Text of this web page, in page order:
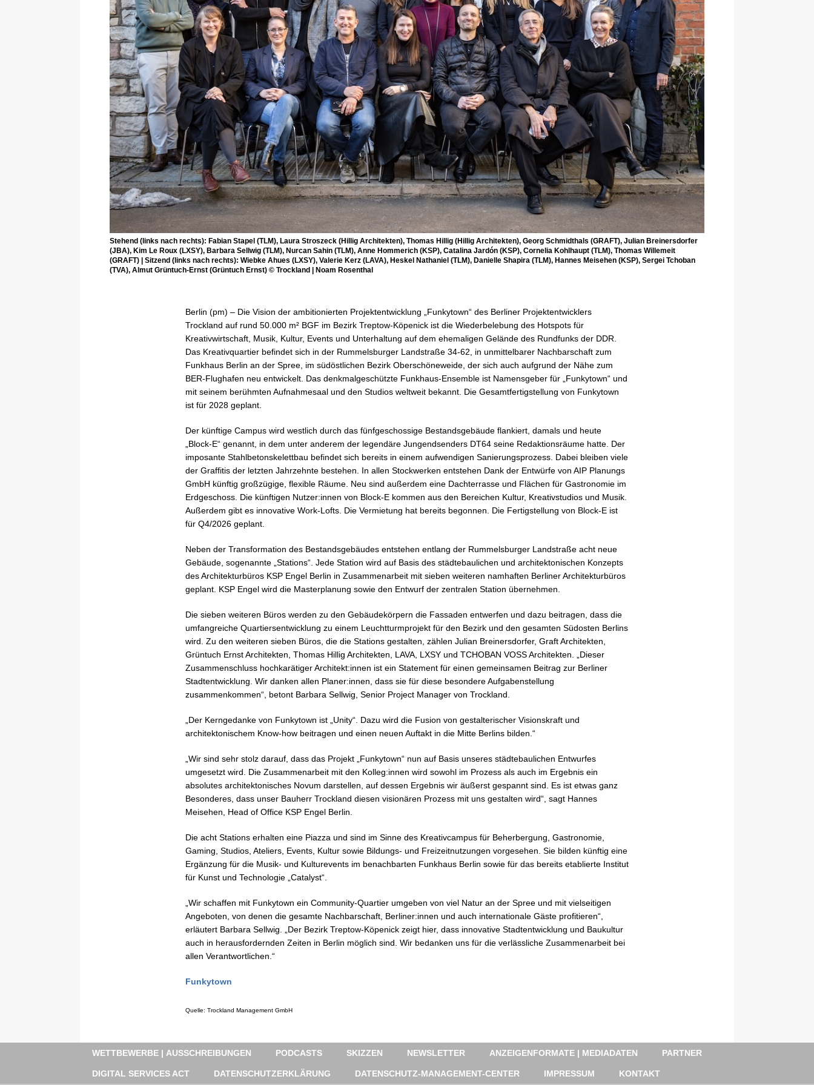
Stehend (links nach rechts): Fabian Stapel (TLM), Laura Stroszeck (Hillig Architekten), Thomas Hillig (Hillig Architekten), Georg Schmidthals (GRAFT), Julian Breinersdorfer
(JBA), Kim Le Roux (LXSY), Barbara Sellwig (TLM), Nurcan Sahin (TLM), Anne Hommerich (KSP), Catalina Jardón (KSP), Cornelia Kohlhaupt (TLM), Thomas Willemeit
(GRAFT) | Sitzend (links nach rechts): Wiebke Ahues (LXSY), Valerie Kerz (LAVA), Heskel Nathaniel (TLM), Danielle Shapira (TLM), Hannes Meisehen (KSP), Sergei Tchoban
(TVA), Almut Grüntuch-Ernst (Grüntuch Ernst) © Trockland | Noam Rosenthal
Berlin (pm) – Die Vision der ambitionierten Projektentwicklung „Funkytown“ des Berliner Projektentwicklers
Trockland auf rund 50.000 m² BGF im Bezirk Treptow-Köpenick ist die Wiederbelebung des Hotspots für
Kreativwirtschaft, Musik, Kultur, Events und Unterhaltung auf dem ehemaligen Gelände des Rundfunks der DDR.
Das Kreativquartier befindet sich in der Rummelsburger Landstraße 34-62, in unmittelbarer Nachbarschaft zum
Funkhaus Berlin an der Spree, im südöstlichen Bezirk Oberschöneweide, der sich auch aufgrund der Nähe zum
BER-Flughafen neu entwickelt. Das denkmalgeschützte Funkhaus-Ensemble ist Namensgeber für „Funkytown“ und
mit seinem berühmten Aufnahmesaal und den Studios weltweit bekannt. Die Gesamtfertigstellung von Funkytown
ist für 2028 geplant.
Der künftige Campus wird westlich durch das fünfgeschossige Bestandsgebäude flankiert, damals und heute
„Block-E“ genannt, in dem unter anderem der legendäre Jungendsenders DT64 seine Redaktionsräume hatte. Der
imposante Stahlbetonskelettbau befindet sich bereits in einem aufwendigen Sanierungsprozess. Dabei bleiben viele
der Graffitis der letzten Jahrzehnte bestehen. In allen Stockwerken entstehen Dank der Entwürfe von AIP Planungs
GmbH künftig großzügige, flexible Räume. Neu sind außerdem eine Dachterrasse und Flächen für Gastronomie im
Erdgeschoss. Die künftigen Nutzer:innen von Block-E kommen aus den Bereichen Kultur, Kreativstudios und Musik.
Außerdem gibt es innovative Work-Lofts. Die Vermietung hat bereits begonnen. Die Fertigstellung von Block-E ist
für Q4/2026 geplant.
Neben der Transformation des Bestandsgebäudes entstehen entlang der Rummelsburger Landstraße acht neue
Gebäude, sogenannte „Stations“. Jede Station wird auf Basis des städtebaulichen und architektonischen Konzepts
des Architekturbüros KSP Engel Berlin in Zusammenarbeit mit sieben weiteren namhaften Berliner Architekturbüros
geplant. KSP Engel wird die Masterplanung sowie den Entwurf der zentralen Station übernehmen.
Die sieben weiteren Büros werden zu den Gebäudekörpern die Fassaden entwerfen und dazu beitragen, dass die
umfangreiche Quartiersentwicklung zu einem Leuchtturmprojekt für den Bezirk und den gesamten Südosten Berlins
wird. Zu den weiteren sieben Büros, die die Stations gestalten, zählen Julian Breinersdorfer, Graft Architekten,
Grüntuch Ernst Architekten, Thomas Hillig Architekten, LAVA, LXSY und TCHOBAN VOSS Architekten. „Dieser
Zusammenschluss hochkarätiger Architekt:innen ist ein Statement für einen gemeinsamen Beitrag zur Berliner
Stadtentwicklung. Wir danken allen Planer:innen, dass sie für diese besondere Aufgabenstellung
zusammenkommen“, betont Barbara Sellwig, Senior Project Manager von Trockland.
„Der Kerngedanke von Funkytown ist „Unity“. Dazu wird die Fusion von gestalterischer Visionskraft und
architektonischem Know-how beitragen und einen neuen Auftakt in die Mitte Berlins bilden.“
„Wir sind sehr stolz darauf, dass das Projekt „Funkytown“ nun auf Basis unseres städtebaulichen Entwurfes
umgesetzt wird. Die Zusammenarbeit mit den Kolleg:innen wird sowohl im Prozess als auch im Ergebnis ein
absolutes architektonisches Novum darstellen, auf dessen Ergebnis wir äußerst gespannt sind. Es ist etwas ganz
Besonderes, dass unser Bauherr Trockland diesen visionären Prozess mit uns gestalten wird“, sagt Hannes
Meisehen, Head of Office KSP Engel Berlin.
Die acht Stations erhalten eine Piazza und sind im Sinne des Kreativcampus für Beherbergung, Gastronomie,
Gaming, Studios, Ateliers, Events, Kultur sowie Bildungs- und Freizeitnutzungen vorgesehen. Sie bilden künftig eine
Ergänzung für die Musik- und Kulturevents im benachbarten Funkhaus Berlin sowie für das bereits etablierte Institut
für Kunst und Technologie „Catalyst“.
„Wir schaffen mit Funkytown ein Community-Quartier umgeben von viel Natur an der Spree und mit vielseitigen
Angeboten, von denen die gesamte Nachbarschaft, Berliner:innen und auch internationale Gäste profitieren“,
erläutert Barbara Sellwig. „Der Bezirk Treptow-Köpenick zeigt hier, dass innovative Stadtentwicklung und Baukultur
auch in herausfordernden Zeiten in Berlin möglich sind. Wir bedanken uns für die verlässliche Zusammenarbeit bei
allen Verantwortlichen.“
Funkytown
Quelle: Trockland Management GmbH
WETTBEWERBE | AUSSCHREIBUNGEN PODCASTS SKIZZEN NEWSLETTER ANZEIGENFORMATE | MEDIADATEN PARTNER
DIGITAL SERVICES ACT DATENSCHUTZERKLÄRUNG DATENSCHUTZ-MANAGEMENT-CENTER IMPRESSUM KONTAKT